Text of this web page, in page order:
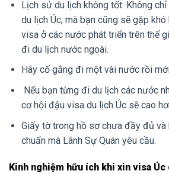
Lịch sử du lịch không tốt: Không
du lịch Úc, mà bạn cũng sẽ gặp
visa ở các nước phát triển trên thế
đi du lịch nước ngoài.
Hãy cố gắng đi một vài nước rồi
Nếu bạn từng đi du lịch các nước
cơ hội đậu visa du lịch Úc sẽ cao
Giấy tờ trong hồ sơ chưa đầy đủ
chuẩn mà Lãnh Sự Quán yêu cầu.
Kinh nghiệm hữu ích khi xin visa Úc